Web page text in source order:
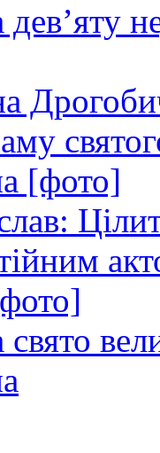
[фото]